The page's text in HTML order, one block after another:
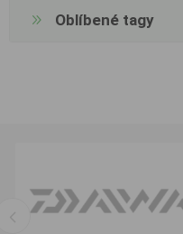
Oblíbené tagy